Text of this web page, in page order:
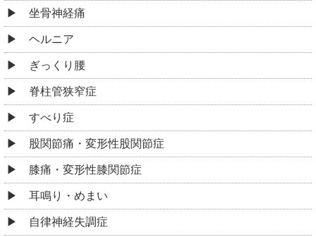
坐骨神経痛
ヘルニア
ぎっくり腰
脊柱管狭窄症
すべり症
股関節痛・変形性股関節症
膝痛・変形性膝関節症
耳鳴り・めまい
自律神経失調症